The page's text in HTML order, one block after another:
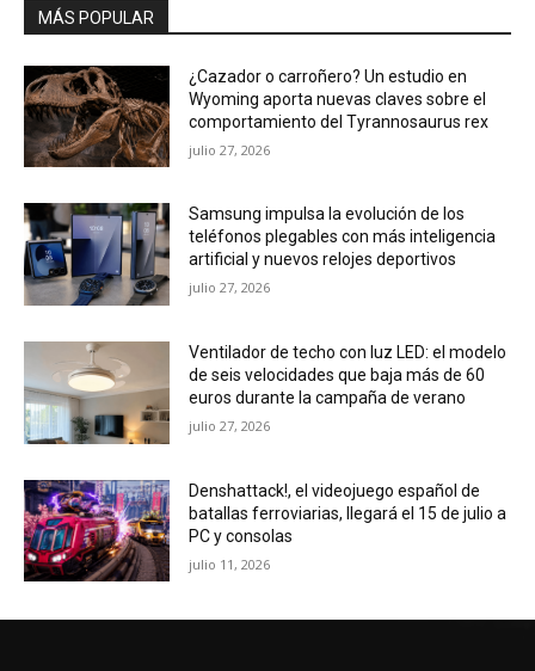
MÁS POPULAR
¿Cazador o carroñero? Un estudio en
Wyoming aporta nuevas claves sobre el
comportamiento del Tyrannosaurus rex
julio 27, 2026
Samsung impulsa la evolución de los
teléfonos plegables con más inteligencia
artificial y nuevos relojes deportivos
julio 27, 2026
Ventilador de techo con luz LED: el modelo
de seis velocidades que baja más de 60
euros durante la campaña de verano
julio 27, 2026
Denshattack!, el videojuego español de
batallas ferroviarias, llegará el 15 de julio a
PC y consolas
julio 11, 2026